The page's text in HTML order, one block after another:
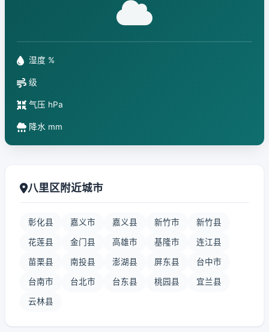
湿度 %
级
气压 hPa
降水 mm
八里区附近城市
彰化县 嘉义市 嘉义县 新竹市 新竹县
花莲县 金门县 高雄市 基隆市 连江县
苗栗县 南投县 澎湖县 屏东县 台中市
台南市 台北市 台东县 桃园县 宜兰县
云林县